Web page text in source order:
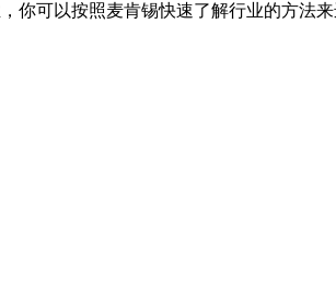
可以按照麦肯锡快速了解行业的方法